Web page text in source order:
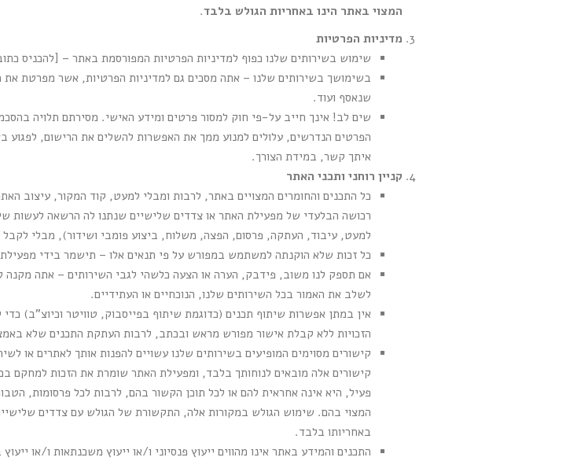
המצוי באתר הינו באחריות הגולש בלבד.
מדיניות הפרטיות
שימוש בשירותים שלנו כפוף למדיניות הפרטיות המפורסמת באתר – [להכניס
בשימושך בשירותים שלנו – אתה מסכים גם למדיניות הפרטיות, אשר מפרטת את
שנאסף ועוד.
שים לב! אינך חייב על-פי חוק למסור פרטים ומידע האישי. מסירתם תלויה
הפרטים הנדרשים, עלולים למנוע ממך את האפשרות להשלים את הרישום, לפגוע
איתך קשר, במידת הצורך.
קניין רוחני ותכני האתר
כל התכנים והחומרים המצויים באתר, לרבות ומבלי למעט, קוד המקור, עיצוב
רכושה הבלעדי של מפעילת האתר או צדדים שלישיים שנתנו לה הרשאה לעשות
למעט, עיבוד, העתקה, פרסום, הפצה, משלוח, ביצוע פומבי ושידור), מבלי
כל זכות שלא הוקנתה למשתמש במפורש על פי תנאים אלו – תישמר בידי
אם תספק לנו משוב, פידבק, הערה או הצעה כלשהי לגבי השירותים – אתה מקנה
לשלב את האמור בכל השירותים שלנו, הנוכחיים או העתידיים.
אין במתן אפשרות שיתוף תכנים (כדוגמת שיתוף בפייסבוק, טוויטר וכיוצ"ב)
הזכויות ללא קבלת אישור מפורש מראש ובכתב, לרבות העתקת התכנים שלא
קישורים מסוימים המופיעים בשירותים שלנו עשויים להפנות אותך לאתרים או
קישורים אלה מובאים לנוחותך בלבד, ומפעילת האתר שומרת את הזכות למחקם
פעיל, היא אינה אחראית להם או לכל תוכן הקשור בהם, לרבות לכל פרסומות,
המצוי בהם. שימוש הגולש במקורות אלה, התקשורת של הגולש עם צדדים
באחריותו בלבד.
התכנים והמידע באתר אינו מהווים ייעוץ פנסיוני ו/או ייעוץ משכנתאות ו/או